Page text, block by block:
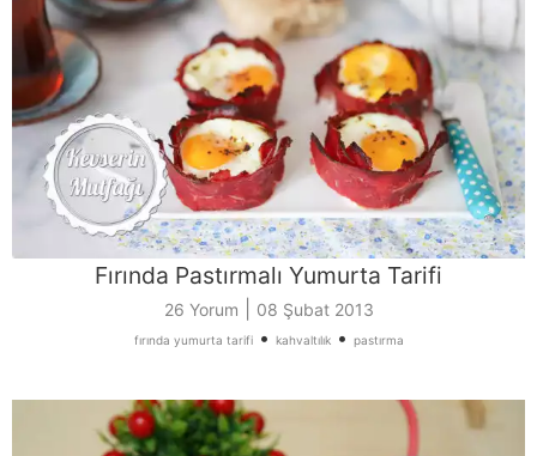
Fırında Pastırmalı Yumurta Tarifi
26 Yorum 08 Şubat 2013
fırında yumurta tarifi• kahvaltılık• pastırma